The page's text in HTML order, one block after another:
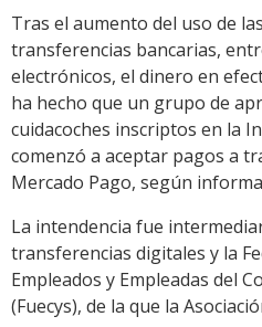
Tras el aumento del uso de
transferencias bancarias,
electrónicos, el dinero en
ha hecho que un grupo de
cuidacoches inscriptos en la
comenzó a aceptar pagos a
Mercado Pago, según
La intendencia fue
transferencias digitales y la
Empleados y Empleadas del
(Fuecys), de la que la